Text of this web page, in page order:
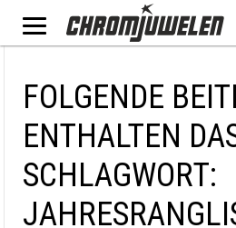
FOLGENDE
ENTHALTEN
SCHLAGWORT: